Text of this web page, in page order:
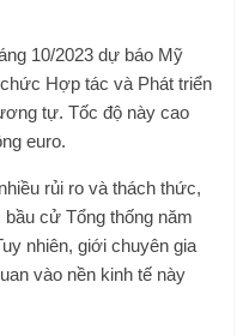
10/2023 dự báo Mỹ
Hợp tác và Phát triển
tự. Tốc độ này cao
euro.
rủi ro và thách thức,
cử Tổng thống năm
nhiên, giới chuyên gia
vào nền kinh tế này